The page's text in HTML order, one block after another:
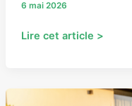
6 mai 2026
Lire cet article >